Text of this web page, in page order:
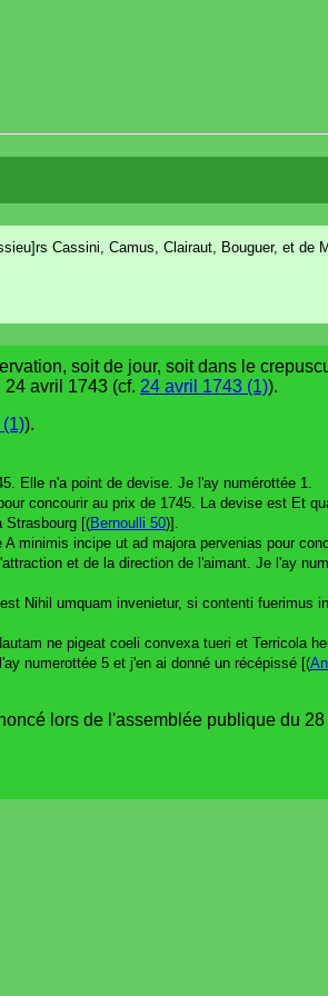
Cassini, Camus, Clairaut, Bouguer, et de
soit de jour, soit dans le
avril 1743 (cf. 24 avril 1743 (1)).
).
Elle n'a point de devise. Je l'ay numérottée 1.
concourir au prix de 1745. La devise est Et
Strasbourg [(Bernoulli 50)].
minimis incipe ut ad majora pervenias pour
et de la direction de l'aimant. Je l'ay
Nihil umquam invenietur, si contenti fuerimus
ne pigeat coeli convexa tueri et Terricola
numerottée 5 et j'en ai donné un récépissé [(
lors de l'assemblée publique du